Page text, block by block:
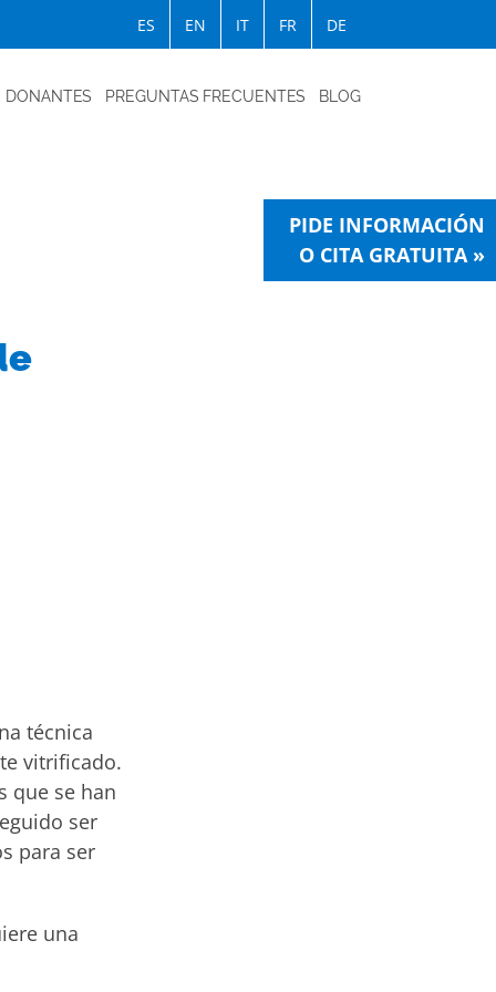
ES EN IT FR DE
DONANTES PREGUNTAS FRECUENTES BLOG
PIDE INFORMACIÓN
O CITA GRATUITA »
técnica
vitrificado.
que se han
ser
para ser
una